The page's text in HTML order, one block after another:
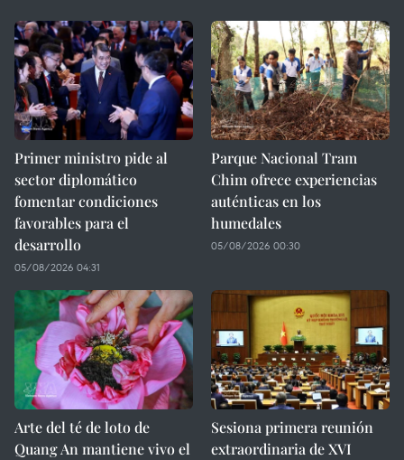
Primer ministro pide al
sector diplomático
fomentar condiciones
favorables para el
desarrollo
05/08/2026 04:31
Parque Nacional Tram
Chim ofrece experiencias
auténticas en los
humedales
05/08/2026 00:30
Arte del té de loto de
Quang An mantiene vivo el
Sesiona primera reunión
extraordinaria de XVI